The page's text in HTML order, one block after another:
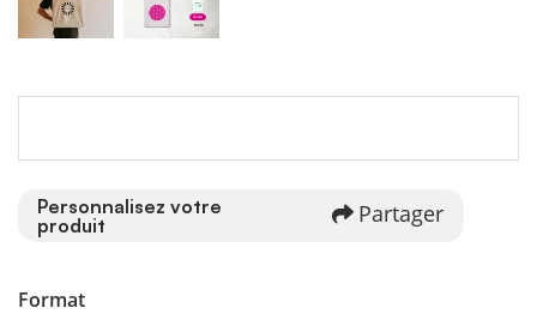
Personnalisez votre
produit
Partager
Format